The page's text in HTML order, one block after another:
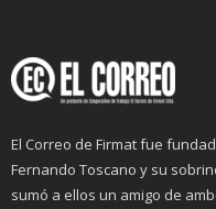
El Correo de Firmat fue
Fernando Toscano y su
sumó a ellos un amigo de